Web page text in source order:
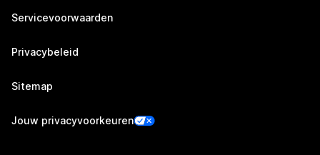
Servicevoorwaarden
Privacybeleid
Sitemap
Jouw privacyvoorkeuren